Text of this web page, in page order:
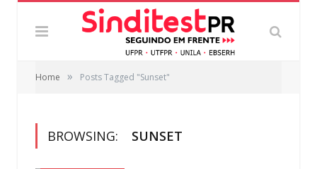
Home » Posts Tagged "Sunset"
BROWSING: SUNSET